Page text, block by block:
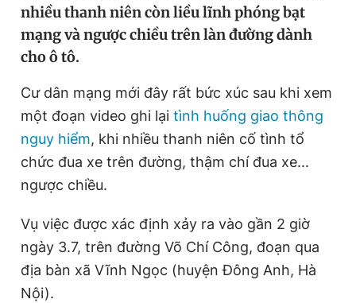
Magazine
Sản phẩm khác
Tiện ích Bạn cần biết
Thông tin tòa soạn Liên hệ quảng cáo
Đọc Thanh Niên trên điện thoại
nhiều thanh niên còn liều lĩnh phóng bạt
mạng và ngược chiều trên làn đường dành
cho ô tô.
Cư dân mạng mới đây rất bức xúc sau khi xem
một đoạn video ghi lại tình huống giao thông
nguy hiểm, khi nhiều thanh niên cố tình tổ
chức đua xe trên đường, thậm chí đua xe...
ngược chiều.
Vụ việc được xác định xảy ra vào gần 2 giờ
ngày 3.7, trên đường Võ Chí Công, đoạn qua
địa bàn xã Vĩnh Ngọc (huyện Đông Anh, Hà
Nội).